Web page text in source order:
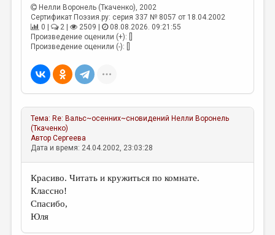
РЕДКОЛЛЕГИЯ
ОТ РЕДАКЦИИ
ЭССЕИСТИКА
КУЛЬТУРОВЕДЕНИЕ
ПУБЛИЦИСТИКА
РЕЦЕНЗИРОВАНИЕ
ЦИКЛЫ ПУБЛИКАЦИЙ
ТРЕДИАКОВСКИЙ
МЕДИА
Нелли Воронель (Ткаченко), 2002
Сертификат Поэзия.ру: серия 337 № 8057 от 18.04.2002
0 |
2 | 2509 |
08.08.2026. 09:21:55
Произведение оценили (+): []
Произведение оценили (-): []
Тема: Re: Вальс~осенних~сновидений Нелли Воронель
(Ткаченко)
АвторСергеева
Дата и время: 24.04.2002, 23:03:28
Красиво. Читать и кружиться по комнате.
Классно!
Спасибо,
Юля